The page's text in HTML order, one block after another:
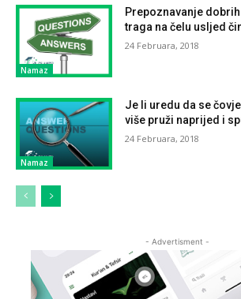
Namaz
Prepoznavanje
traga na čelu usljed
24 Februara, 2018
Namaz
Je li uredu da se
više pruži naprijed i
24 Februara, 2018
- Advertisment -